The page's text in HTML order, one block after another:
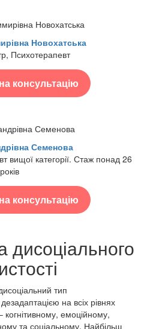
Новохатська
Психотерапевт
консультацію
Семенова
вищої категорії. Стаж понад 26
років
консультацію
тип
на всіх рівнях
когнітивному, емоційному,
та соціальному. Найбільш